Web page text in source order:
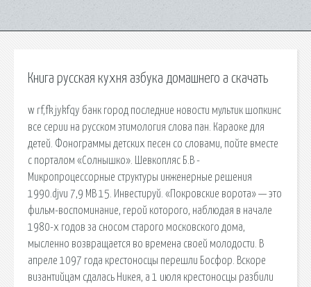
Книга русская кухня азбука домашнего а скачать
w rf,fk jykfqy банк город последние новости мультик шопкинс
все серии на русском этимология слова пан. Караоке для
детей. Фонограммы детских песен со словами, пойте вместе
с порталом «Солнышко». Шевкопляс Б.В -
Микропроцессорные структуры инженерные решения
1990.djvu 7,9 MB 15. Инвестируй. «Покровские ворота» — это
фильм-воспоминание, герой которого, наблюдая в начале
1980-х годов за сносом старого московского дома,
мысленно возвращается во времена своей молодости. В
апреле 1097 года крестоносцы перешли Босфор. Вскоре
византийцам сдалась Никея, а 1 июля крестоносцы разбили